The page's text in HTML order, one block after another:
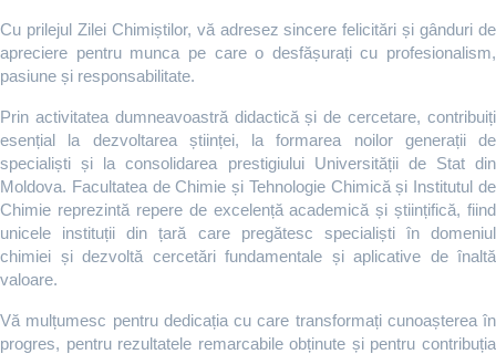
Cu prilejul Zilei Chimiștilor, vă adresez sincere felicitări și gânduri de
apreciere pentru munca pe care o desfășurați cu profesionalism,
pasiune și responsabilitate.
Prin activitatea dumneavoastră didactică și de cercetare, contribuiți
esențial la dezvoltarea științei, la formarea noilor generații de
specialiști și la consolidarea prestigiului Universității de Stat din
Moldova. Facultatea de Chimie și Tehnologie Chimică și Institutul de
Chimie reprezintă repere de excelență academică și științifică, fiind
unicele instituții din țară care pregătesc specialiști în domeniul
chimiei și dezvoltă cercetări fundamentale și aplicative de înaltă
valoare.
Vă mulțumesc pentru dedicația cu care transformați cunoașterea în
progres, pentru rezultatele remarcabile obținute și pentru contribuția